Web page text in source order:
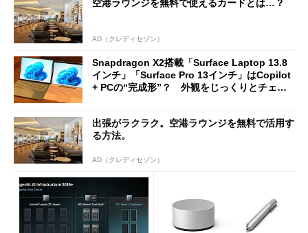
空港ラウンジを無料で使えるカードとは…？
AD（クレディセゾン）
Snapdragon X2搭載「Surface Laptop 13.8
インチ」「Surface Pro 13インチ」はCopilot
+ PCの“完成形”？ 外観をじっくりとチェッ
出張がラクラク。空港ラウンジを無料で活用す
る方法。
AD（クレディセゾン）